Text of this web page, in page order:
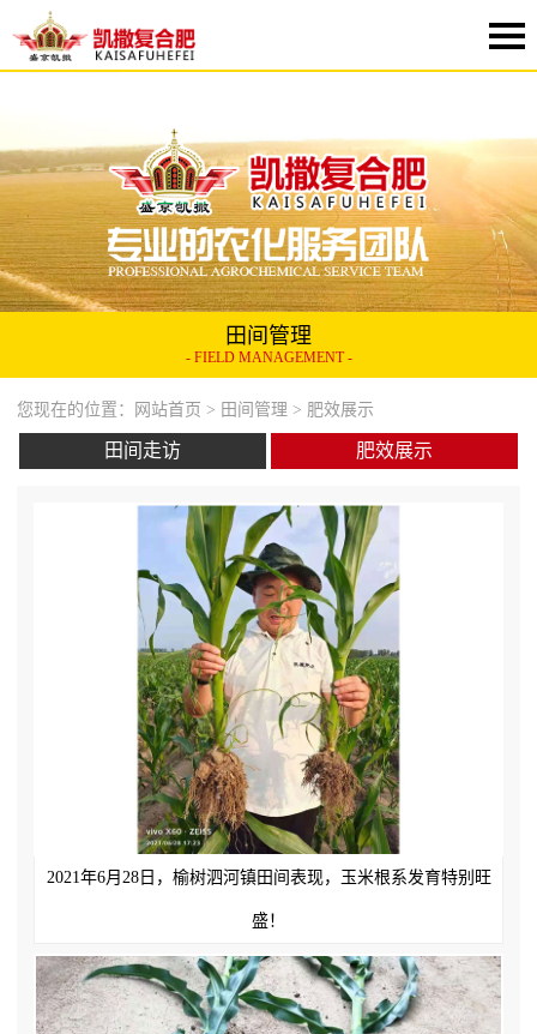
田间管理
- FIELD MANAGEMENT -
您现在的位置： 网站首页 > 田间管理 > 肥效展示
田间走访 肥效展示
2021年6月28日，榆树泗河镇田间表现，玉米根系发育特别旺
盛！